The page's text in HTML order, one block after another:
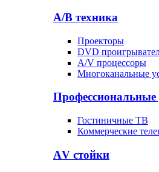
А/В техника
Проекторы
DVD
A/V процессоры
Многоканальные
Профессиональные
Гостиничные ТВ
Коммерческие
АV стойки